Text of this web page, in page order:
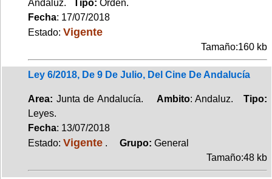
Andaluz. Tipo: Orden.
Fecha: 17/07/2018
Estado: Vigente
Tamaño:160 kb
Ley 6/2018, De 9 De Julio, Del Cine De Andalucía
Area: Junta de Andalucía. Ambito: Andaluz.Tipo:
Leyes.
Fecha: 13/07/2018
Estado: Vigente . Grupo: General
Tamaño:48 kb